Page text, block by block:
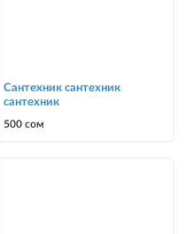
Сантехник сантехник
сантехник
500 сом